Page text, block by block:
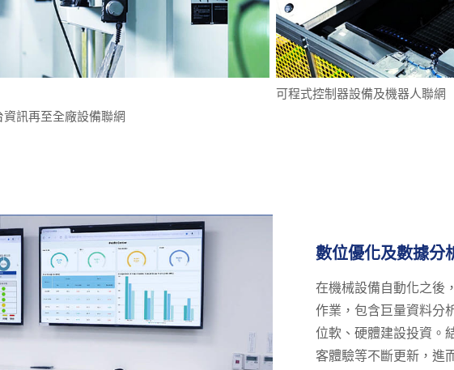
訊再至全廠設備聯網
可程式控制器設備及機器人聯網
數位優化及數據分
在機械設備自動化之後
作業，包含巨量資料分
位軟、硬體建設投資。
客體驗等不斷更新，進